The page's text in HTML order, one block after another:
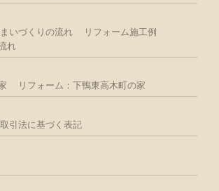
まいづくりの流れ
リフォーム施工例
れ
リフォーム：下鴨東高木町の家
引法に基づく表記